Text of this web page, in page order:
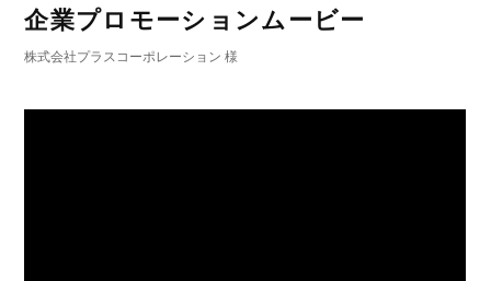
企業プロモーションムービー
株式会社プラスコーポレーション 様